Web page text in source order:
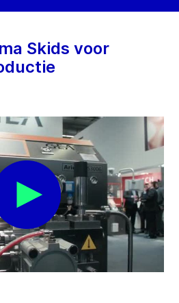
Skids voor